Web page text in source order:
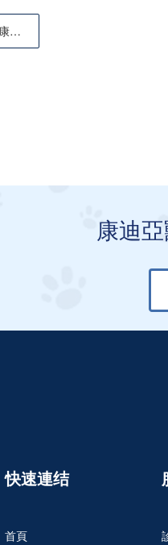
< 上一篇 1歲緬因貓哥斯拉從8.5樓墜下現已康復行走
康迪
快速連结
首頁